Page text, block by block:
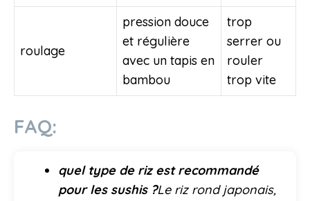
roulage
pression douce
et régulière
avec un tapis en
bambou
trop
serrer ou
rouler
trop vite
FAQ:
quel type de riz est recommandé
pour les sushis ?Le riz rond japonais,